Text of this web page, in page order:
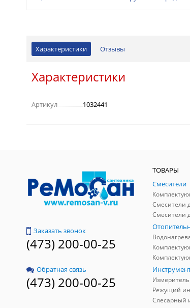
Характеристики Отзывы
Характеристики
Артикул 1032441
Заказать звонок
(473) 200-00-25
Обратная связь
(473) 200-00-25
ТОВАРЫ
Смесители
Смесители
Смесители
Режущий
Слесарный